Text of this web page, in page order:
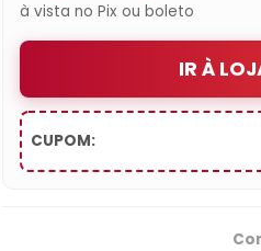
à vista no Pix ou boleto
IR À
CUPOM: